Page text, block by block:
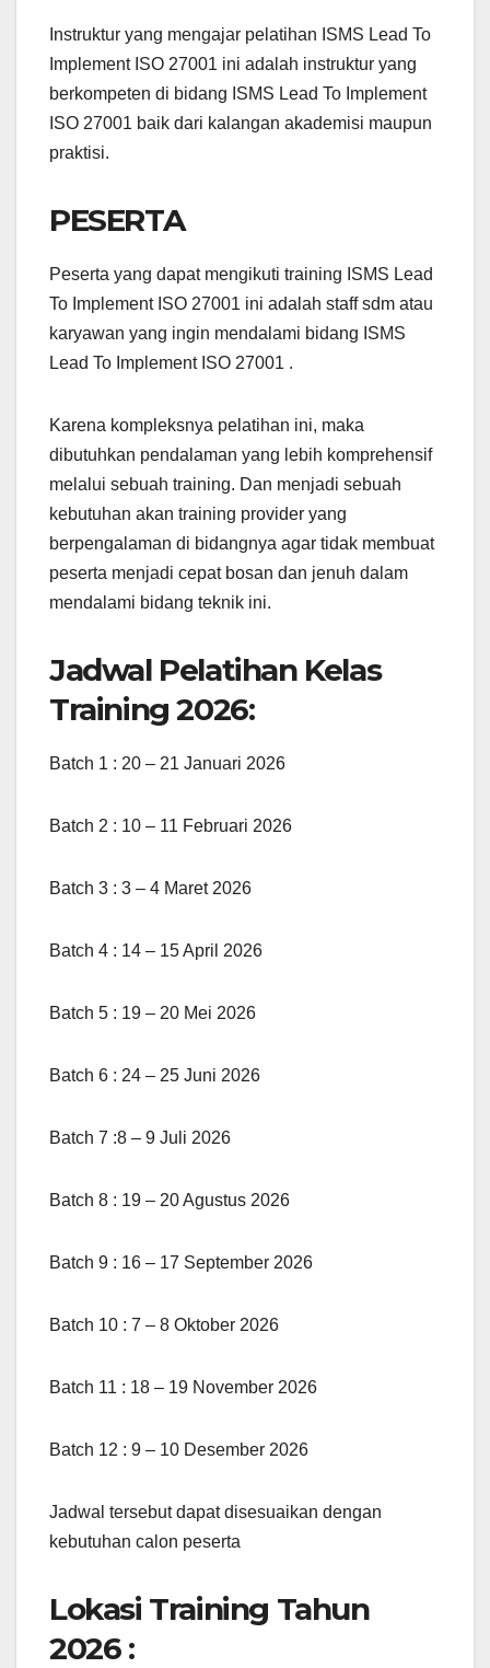
Instruktur yang mengajar pelatihan ISMS Lead To
Implement ISO 27001 ini adalah instruktur yang
berkompeten di bidang ISMS Lead To Implement
ISO 27001 baik dari kalangan akademisi maupun
praktisi.
PESERTA
Peserta yang dapat mengikuti training ISMS Lead
To Implement ISO 27001 ini adalah staff sdm atau
karyawan yang ingin mendalami bidang ISMS
Lead To Implement ISO 27001 .
Karena kompleksnya pelatihan ini, maka
dibutuhkan pendalaman yang lebih komprehensif
melalui sebuah training. Dan menjadi sebuah
kebutuhan akan training provider yang
berpengalaman di bidangnya agar tidak membuat
peserta menjadi cepat bosan dan jenuh dalam
mendalami bidang teknik ini.
Jadwal Pelatihan Kelas
Training 2026:
Batch 1 : 20 – 21 Januari 2026
Batch 2 : 10 – 11 Februari 2026
Batch 3 : 3 – 4 Maret 2026
Batch 4 : 14 – 15 April 2026
Batch 5 : 19 – 20 Mei 2026
Batch 6 : 24 – 25 Juni 2026
Batch 7 :8 – 9 Juli 2026
Batch 8 : 19 – 20 Agustus 2026
Batch 9 : 16 – 17 September 2026
Batch 10 : 7 – 8 Oktober 2026
Batch 11 : 18 – 19 November 2026
Batch 12 : 9 – 10 Desember 2026
Jadwal tersebut dapat disesuaikan dengan
kebutuhan calon peserta
Lokasi Training Tahun
2026 :